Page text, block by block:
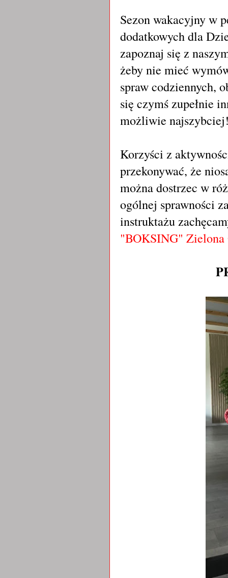
Sezon wakacyjny w
dodatkowych dla
zapoznaj się z
żeby nie mieć
spraw codziennych,
się czymś zupełnie
możliwie
Korzyści z
przekonywać, że
można dostrzec w
ogólnej sprawności
instruktażu
"BOKSING" Zielona